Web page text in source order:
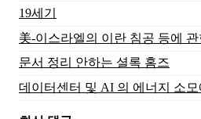
19세기
美-이스라엘의 이란 침공 등에
문서 정리 안하는 셜록 홈즈
데이터센터 및 AI 의 에너지 소모